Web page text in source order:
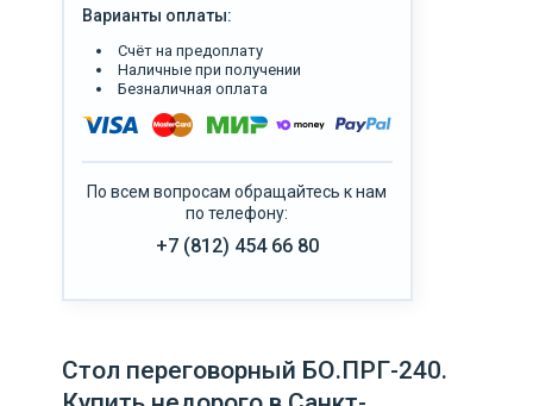
Варианты оплаты:
Счёт на предоплату
Наличные при получении
Безналичная оплата
По всем вопросам обращайтесь к нам
по телефону:
+7 (812) 454 66 80
Стол переговорный БО.ПРГ-240.